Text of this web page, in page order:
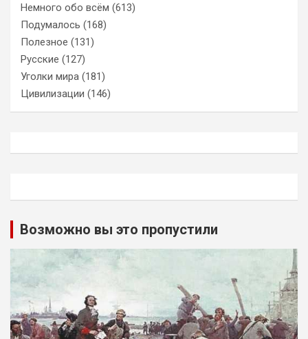
Немного обо всём (613)
Подумалось (168)
Полезное (131)
Русские (127)
Уголки мира (181)
Цивилизации (146)
Возможно вы это пропустили